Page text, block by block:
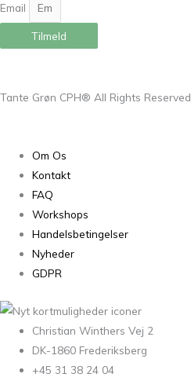
Email
Tilmeld
Tante Grøn CPH® All Rights Reserved
Om Os
Kontakt
FAQ
Workshops
Handelsbetingelser
Nyheder
GDPR
Christian Winthers Vej 2
DK-1860 Frederiksberg
+45 31 38 24 04